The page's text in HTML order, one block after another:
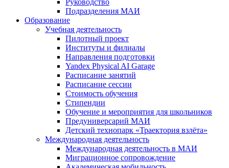
Руководство
Подразделения МАИ
Образование
Учебная деятельность
Пилотный проект
Институты и филиалы
Направления подготовки
Yandex Physical AI Garage
Расписание занятий
Расписание сессии
Стоимость обучения
Стипендии
Обучение и мероприятия для школьников
Предуниверсарий МАИ
Детский технопарк «Траектория взлёта»
Международная деятельность
Международная деятельность в МАИ
Миграционное сопровождение